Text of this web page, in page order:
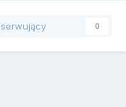
0